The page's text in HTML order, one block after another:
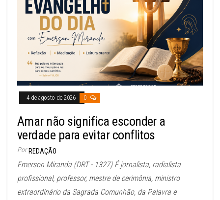
4 de agosto de 2026 0
Amar não significa esconder a
verdade para evitar conflitos
Por REDAÇÃO
Emerson Miranda (DRT - 1327) É jornalista, radialista
profissional, professor, mestre de cerimônia, ministro
extraordinário da Sagrada Comunhão, da Palavra e